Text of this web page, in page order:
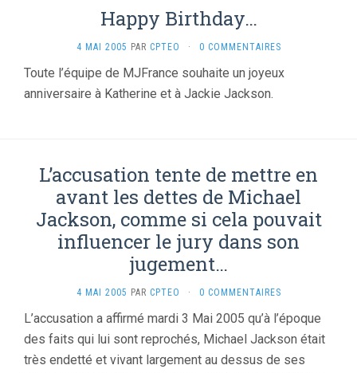
Happy Birthday…
4 MAI 2005 PAR CPTEO · 0 COMMENTAIRES
Toute l’équipe de MJFrance souhaite un joyeux
anniversaire à Katherine et à Jackie Jackson.
L’accusation tente de mettre en
avant les dettes de Michael
Jackson, comme si cela pouvait
influencer le jury dans son
jugement…
4 MAI 2005 PAR CPTEO · 0 COMMENTAIRES
L’accusation a affirmé mardi 3 Mai 2005 qu’à l’époque
des faits qui lui sont reprochés, Michael Jackson était
très endetté et vivant largement au dessus de ses